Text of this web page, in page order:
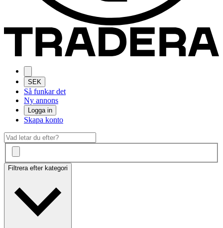
SEK
Så funkar det
Ny annons
Logga in
Skapa konto
Filtrera efter kategori